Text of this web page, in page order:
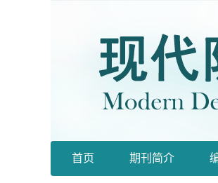
首页 期刊简介